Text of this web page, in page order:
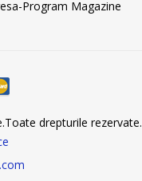
Program Magazine
drepturile rezervate.